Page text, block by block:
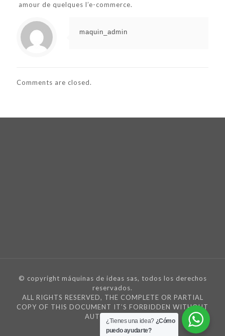
amour de quelques l’e-commerce.
maquin_admin
Comments are closed.
© copyright máquinas de ideas sas, todos los derechos
reservados.
ALL RIGHTS RESERVED, THE COMPLETE OR PARTIAL
COPY OF THIS DOCUMENT IT’S FORBIDDEN WITHOUT
AUTORIZATION
¿Tienes una idea? ¿Cómo
puedo ayudarte?